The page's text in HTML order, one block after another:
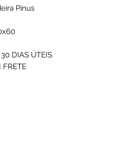
Pinus
DIAS ÚTEIS